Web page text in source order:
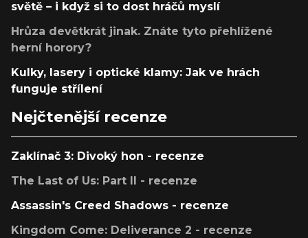
světě – i když si to dost hráčů myslí
Hrůza devětkrát jinak. Znáte tyto přehlížené
herní horory?
Kulky, lasery i optické klamy: Jak ve hrách
funguje střílení
Nejčtenější recenze
Zaklínač 3: Divoký hon - recenze
The Last of Us: Part II - recenze
Assassin's Creed Shadows - recenze
Kingdom Come: Deliverance 2 - recenze